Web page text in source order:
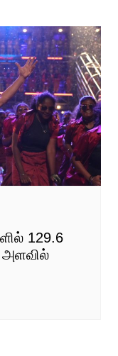
129.6
அளவில்